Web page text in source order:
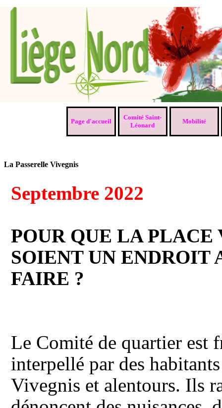
Page d'accueil
Comité Saint-
Léonard
▼
Mobilité
La Passerelle Vivegnis
Septembre 2022
POUR QUE LA PLACE
SOIENT UN
FAIRE ?
Le Comité de quartier est
interpellé par des
Vivegnis et alentours. Ils